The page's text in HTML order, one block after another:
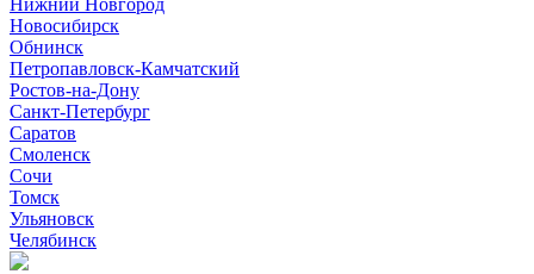
Нижний Новгород
Новосибирск
Обнинск
Петропавловск-Камчатский
Ростов-на-Дону
Санкт-Петербург
Саратов
Смоленск
Сочи
Томск
Ульяновск
Челябинск